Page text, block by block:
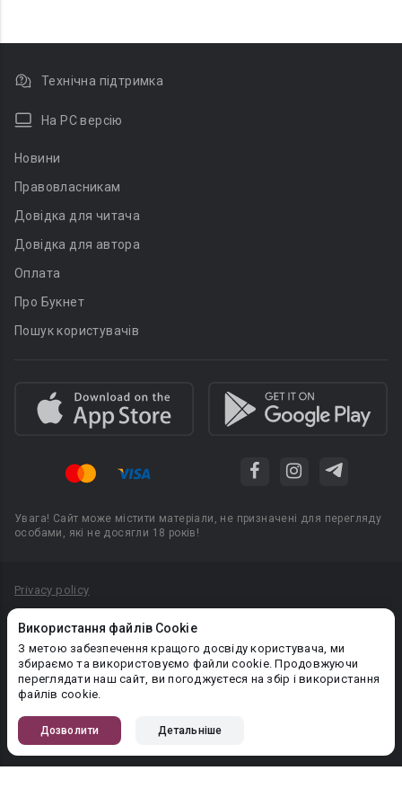
Використання файлів Cookie
З метою забезпечення кращого досвіду користувача, ми
збираємо та використовуємо файли cookie. Продовжуючи
переглядати наш сайт, ви погоджуєтеся на збір і використання
файлів cookie.
Дозволити Детальніше
Технічна підтримка
На PC версію
Новини
Правовласникам
Довідка для читача
Довідка для автора
Оплата
Про Букнет
Пошук користувачів
Увага! Сайт може містити матеріали, не призначені для перегляду
особами, які не досягли 18 років!
Privacy policy
Політика конфіденційності
Правила публікації авторського контенту
PR-вiддiл: pr@booknet.com
© 2026 Booknet. Всі права захищено.